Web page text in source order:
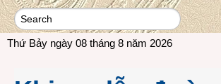
Thứ Bảy ngày 08 tháng 8 năm 2026